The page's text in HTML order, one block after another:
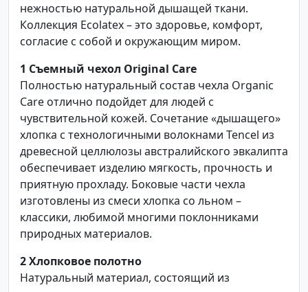
нежностью натуральной дышащей ткани.
Коллекция Ecolatex – это здоровье, комфорт,
согласие с собой и окружающим миром.
1 Съемный чехол Original Care
Полностью натуральный состав чехла Organic
Care отлично подойдет для людей с
чувствительной кожей. Сочетание «дышащего»
хлопка с технологичными волокнами Tencel из
древесной целлюлозы австралийского эвкалипта
обеспечивает изделию мягкость, прочность и
приятную прохладу. Боковые части чехла
изготовлены из смеси хлопка со льном –
классики, любимой многими поклонниками
природных материалов.
2Хлопковое полотно
Натуральный материал, состоящий из